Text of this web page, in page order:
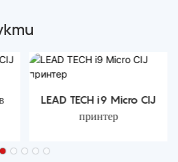
LEAD TECH i9 Micro CIJ
принтер